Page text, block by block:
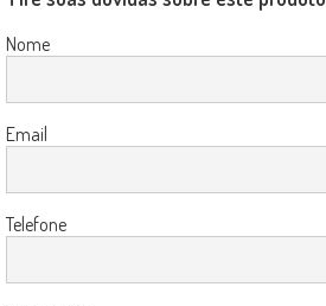
Nome
Email
Telefone